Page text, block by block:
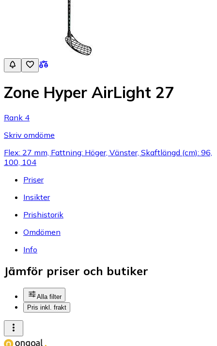
Zone Hyper AirLight 27
Rank 4
Skriv omdöme
Flex: 27 mm, Fattning: Höger, Vänster, Skaftlängd (cm): 96,
100, 104
Priser
Insikter
Prishistorik
Omdömen
Info
Jämför priser och butiker
Alla filter
Pris inkl. frakt